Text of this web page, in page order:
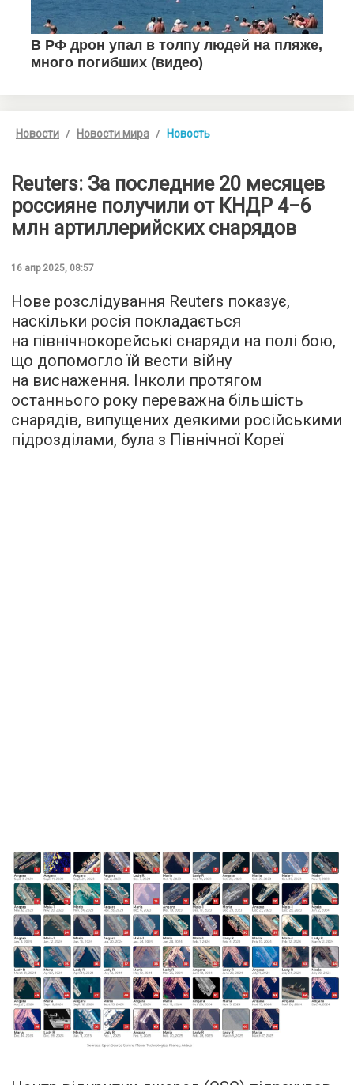
Новости Новости мира Новость
Reuters: За последние 20 месяцев
россияне получили от КНДР 4−6
млн артиллерийских снарядов
16 апр 2025, 08:57
Нове розслідування Reuters показує,
наскільки росія покладається
на північнокорейські снаряди на полі бою,
що допомогло їй вести війну
на виснаження. Інколи протягом
останнього року переважна більшість
снарядів, випущених деякими російськими
підрозділами, була з Північної Кореї